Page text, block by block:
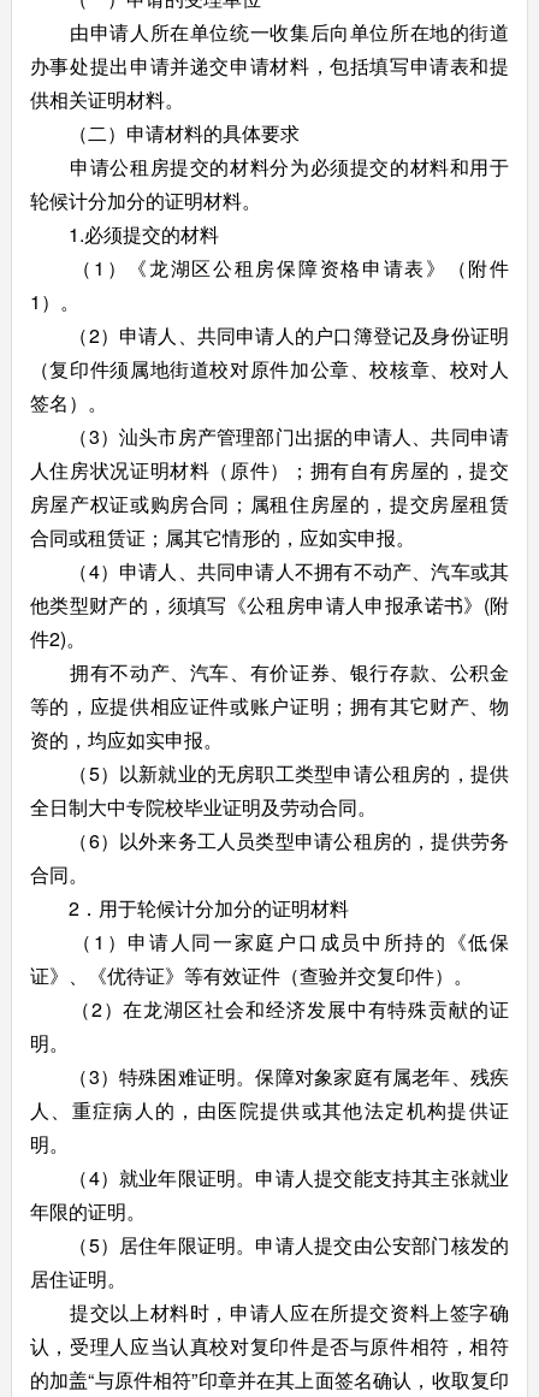
由申请人所在单位统一收集后向单位所在地的街道
办事处提出申请并递交申请材料，包括填写申请表和提
供相关证明材料。
（二）申请材料的具体要求
申请公租房提交的材料分为必须提交的材料和用于
轮候计分加分的证明材料。
1.必须提交的材料
（1）《龙湖区公租房保障资格申请表》（附件
1）。
（2）申请人、共同申请人的户口簿登记及身份证明
（复印件须属地街道校对原件加公章、校核章、校对人
签名）。
（3）汕头市房产管理部门出据的申请人、共同申请
人住房状况证明材料（原件）；拥有自有房屋的，提交
房屋产权证或购房合同；属租住房屋的，提交房屋租赁
合同或租赁证；属其它情形的，应如实申报。
（4）申请人、共同申请人不拥有不动产、汽车或其
他类型财产的，须填写《公租房申请人申报承诺书》(附
件2)。
拥有不动产、汽车、有价证券、银行存款、公积金
等的，应提供相应证件或账户证明；拥有其它财产、物
资的，均应如实申报。
（5）以新就业的无房职工类型申请公租房的，提供
全日制大中专院校毕业证明及劳动合同。
（6）以外来务工人员类型申请公租房的，提供劳务
合同。
2．用于轮候计分加分的证明材料
（1）申请人同一家庭户口成员中所持的《低保
证》、《优待证》等有效证件（查验并交复印件）。
（2）在龙湖区社会和经济发展中有特殊贡献的证
明。
（3）特殊困难证明。保障对象家庭有属老年、残疾
人、重症病人的，由医院提供或其他法定机构提供证
明。
（4）就业年限证明。申请人提交能支持其主张就业
年限的证明。
（5）居住年限证明。申请人提交由公安部门核发的
居住证明。
提交以上材料时，申请人应在所提交资料上签字确
认，受理人应当认真校对复印件是否与原件相符，相符
的加盖“与原件相符”印章并在其上面签名确认，收取复印